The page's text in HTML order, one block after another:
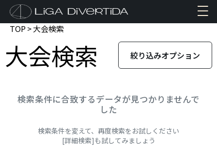
TOP>大会検索
大会検索 絞り込みオプション
検索条件に合致するデータが見つかりませんで
した
検索条件を変えて、再度検索をお試しください
[詳細検索]も試してみましょう